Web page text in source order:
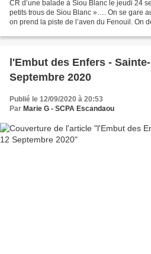
CR d’une balade à Siou Blanc le jeudi 24
petits trous de Siou Blanc »…. On se gare
on prend la piste de l’aven du Fenouil. On
l'Embut des Enfers -
Septembre 2020
Publié le 12/09/2020 à 20:53
Par Marie G - SCPA Escandaou